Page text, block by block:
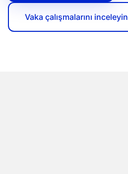
Vaka çalışmalarını inceleyin